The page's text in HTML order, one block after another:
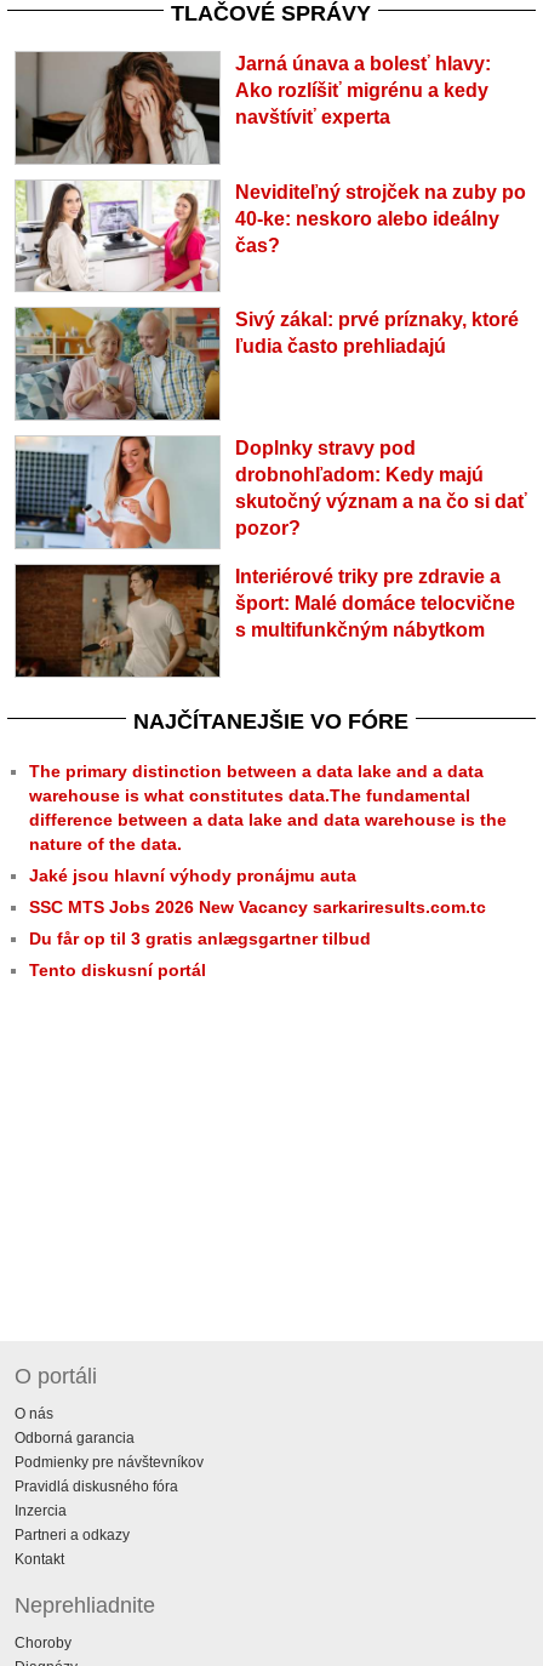
TLAČOVÉ SPRÁVY
Jarná únava a bolesť hlavy:
Ako rozlíšiť migrénu a kedy
navštíviť experta
Neviditeľný strojček na zuby po
40-ke: neskoro alebo ideálny
čas?
Sivý zákal: prvé príznaky, ktoré
ľudia často prehliadajú
Doplnky stravy pod
drobnohľadom: Kedy majú
skutočný význam a na čo si dať
pozor?
Interiérové triky pre zdravie a
šport: Malé domáce telocvične
s multifunkčným nábytkom
NAJČÍTANEJŠIE VO FÓRE
The primary distinction between a data lake and a data
warehouse is what constitutes data.The fundamental
difference between a data lake and data warehouse is the
nature of the data.
Jaké jsou hlavní výhody pronájmu auta
SSC MTS Jobs 2026 New Vacancy sarkariresults.com.tc
Du får op til 3 gratis anlægsgartner tilbud
Tento diskusní portál
O portáli
O nás
Odborná garancia
Podmienky pre návštevníkov
Pravidlá diskusného fóra
Inzercia
Partneri a odkazy
Kontakt
Neprehliadnite
Choroby